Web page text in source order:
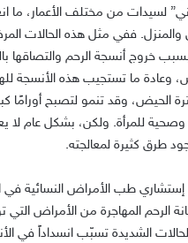
لسيدات من مختلف الأعمار، ما
. ففي مثل هذه الحالات
خروج أنسجة الرحم والتصاقها
وعادة ما تستجيب هذه الأنسجة
الحيض، وقد تنمو لتصبح أورامًا
للمرأة. ولكن، بشكل عام لا
طرق كثيرة لمعالجته.
إستشاري طب الأمراض النسائية
الرحم المهاجرة من الأمراض التي
الشديدة تسبّب انسداداً في